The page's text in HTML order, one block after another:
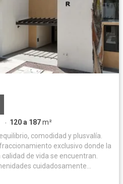
· 120 a 187m²
comodidad y plusvalía.
exclusivo donde la
de vida se encuentran.
cuidadosamente